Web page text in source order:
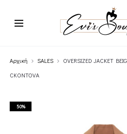
Αρχική SALES
OVERSIZED JACKET
CKONTOVA
50%